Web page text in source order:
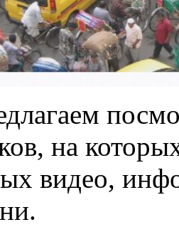
на
видео,